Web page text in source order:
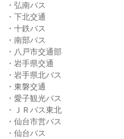
・弘南バス
・下北交通
・十鉄バス
・南部バス
・八戸市交通部
・岩手県交通
・岩手県北バス
・東磐交通
・愛子観光バス
・ＪＲバス東北
・仙台市営バス
・仙台バス